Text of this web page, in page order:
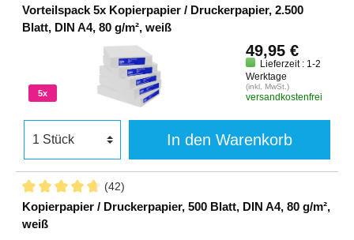
Vorteilspack 5x Kopierpapier / Druckerpapier, 2.500
Blatt, DIN A4, 80 g/m², weiß
5x
49,95 €
Lieferzeit : 1-2
Werktage
(inkl. MwSt.)
versandkostenfrei
In den Warenkorb
(42)
Kopierpapier / Druckerpapier, 500 Blatt, DIN A4, 80 g/m²,
weiß